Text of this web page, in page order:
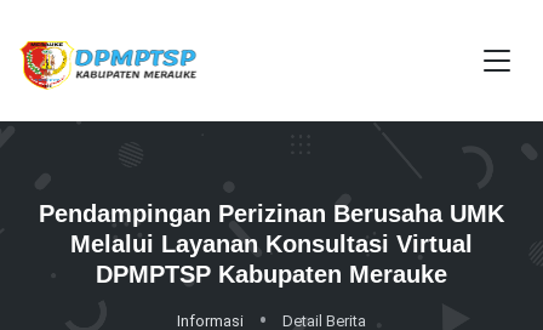
Pendampingan Perizinan Berusaha UMK
Melalui Layanan Konsultasi Virtual
DPMPTSP Kabupaten Merauke
Informasi Detail Berita